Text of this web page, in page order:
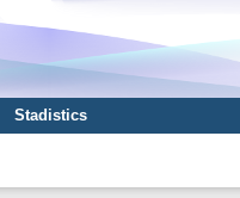
Stadistics